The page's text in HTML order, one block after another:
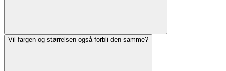
Vil fargen og størrelsen også forbli den samme?